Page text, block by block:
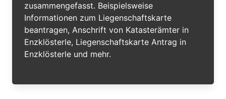
zusammengefasst. Beispielsweise
Informationen zum Liegenschaftskarte
beantragen, Anschrift von Katasterämter in
Enzklösterle, Liegenschaftskarte Antrag in
Enzklösterle und mehr.